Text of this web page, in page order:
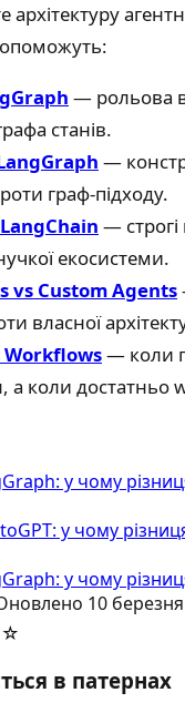
— рольова
станів.
—
граф-підходу.
—
екосистеми.
vs Custom Agents
власної
Workflows— коли
а коли достатньо
у чому
у чому
у чому
10
в патернах